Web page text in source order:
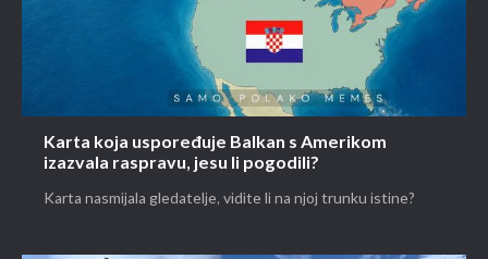
Karta koja uspoređuje Balkan s Amerikom
izazvala raspravu, jesu li pogodili?
Karta nasmijala gledatelje, vidite li na njoj trunku istine?